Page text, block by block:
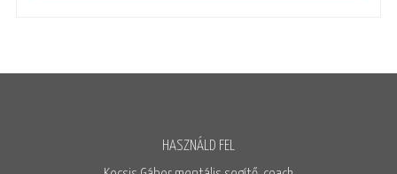
HASZNÁLD FEL